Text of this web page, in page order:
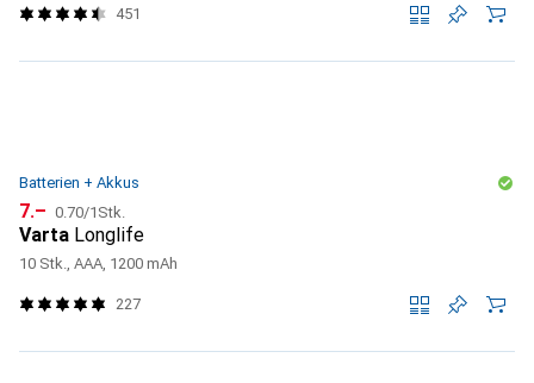
451
Batterien + Akkus
CHF
7.– CHF
0.70/1Stk.
Varta Longlife
10 Stk., AAA, 1200 mAh
227